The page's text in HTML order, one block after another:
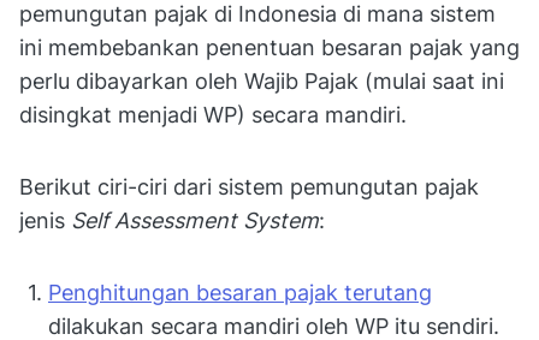
pemungutan pajak di Indonesia di mana sistem
ini membebankan penentuan besaran pajak yang
perlu dibayarkan oleh Wajib Pajak (mulai saat ini
disingkat menjadi WP) secara mandiri.
Berikut ciri-ciri dari sistem pemungutan pajak
jenis Self Assessment System:
Penghitungan besaran pajak terutang
dilakukan secara mandiri oleh WP itu sendiri.